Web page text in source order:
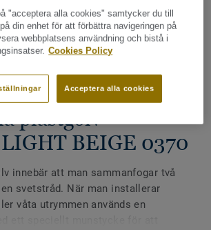
Hela kollektionen - LRV och NCS (1355)
- Homogena &
plastgolv -
BEIGE 0370
innebär att man sammanfogar två
svetstråd. När man installerar
våta utrymmen används en
"acceptera alla cookies" samtycker du till
din enhet för att förbättra navigeringen på
webbplatsens användning och bistå i
Cookies Policy
Acceptera alla cookies